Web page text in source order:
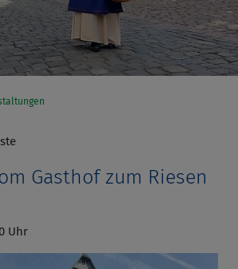
Gasthof zum Riesen
Uhr